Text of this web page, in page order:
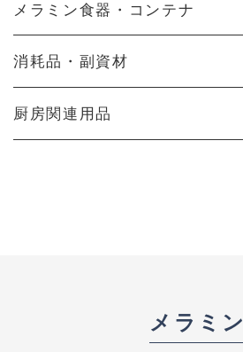
メラミン食器・コンテナ
消耗品・副資材
厨房関連用品
メラミン